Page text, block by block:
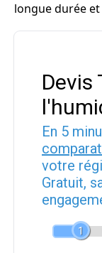
longue durée
Devis
En 5
votre
Gratuit,
1